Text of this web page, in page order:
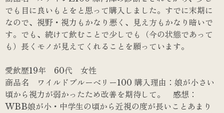
でも目に良いもとをと思って購入しました。すでに末期に
なので、視野・視力もかなり悪く、見え方もかなり暗いで
す。でも、続けて飲むことで少しでも（今の状態であって
も）長くモノが見えてくれることを願っています。
愛飲歴19年 60代 女性
商品名 ワイルドブルーベリー100 購入理由：娘が小さい
頃から視力が弱かったため改善を期待して。 感想：
WBB娘が小・中学生の頃から近視の度が長いことあまり